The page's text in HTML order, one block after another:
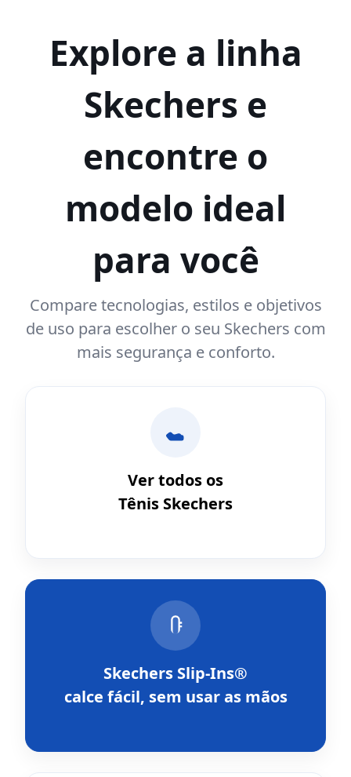
Explore a linha
Skechers e
encontre o
modelo ideal
para você
Compare tecnologias, estilos e objetivos
de uso para escolher o seu Skechers com
mais segurança e conforto.
Ver todos os
Tênis Skechers
Skechers Slip-Ins®
calce fácil, sem usar as mãos